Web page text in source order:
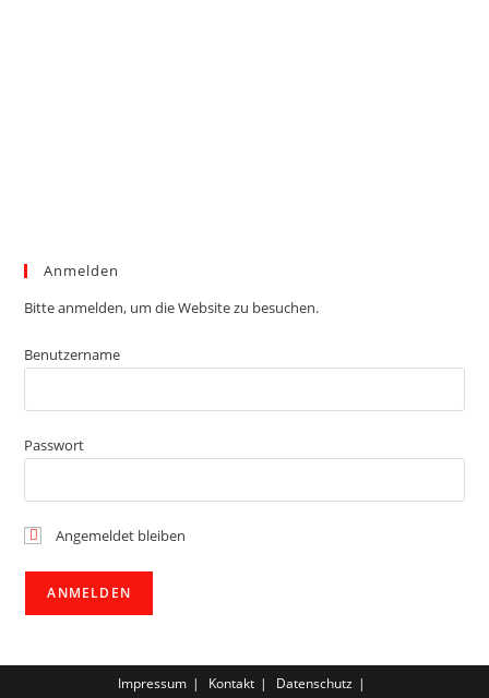
Anmelden
Bitte anmelden, um die Website zu besuchen.
Benutzername
Passwort
Angemeldet bleiben
Impressum Kontakt
Datenschutz